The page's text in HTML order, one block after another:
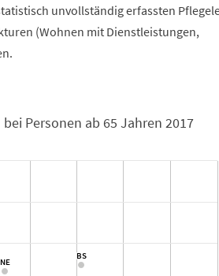
unvollständig erfassten
(Wohnen mit Dienstleistungen,
Leistungen bei Personen ab 65 Jahren
von
pro Einwohner/in im Alter 65+.
Personen ab 65 Jahren 2017
BS
BS
NE
NE